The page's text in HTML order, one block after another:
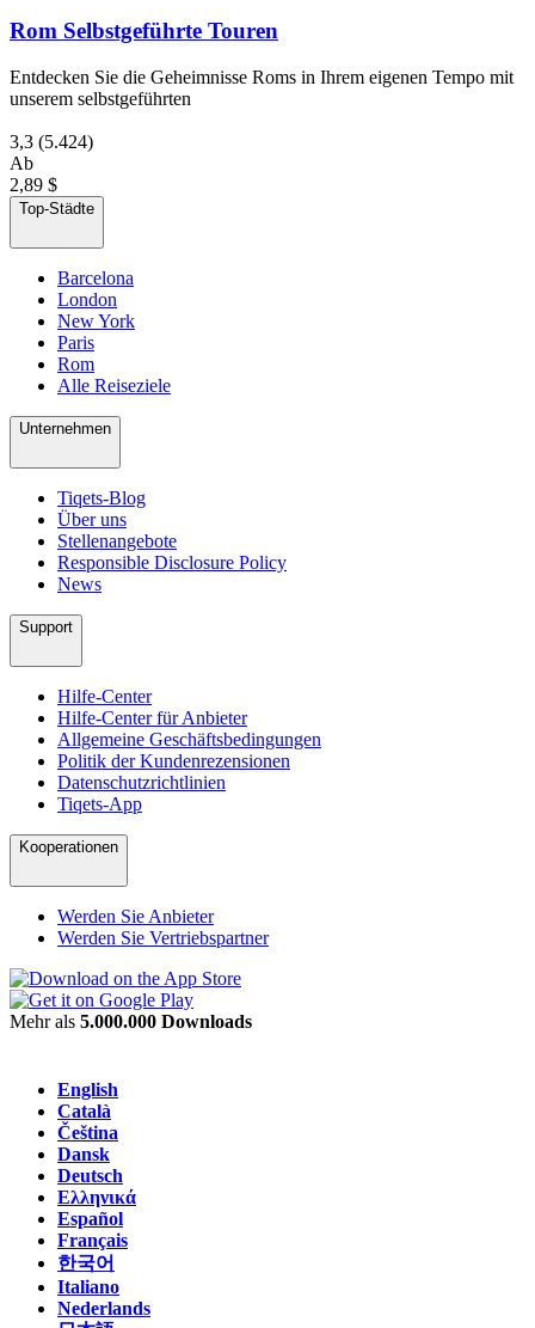
Rom Selbstgeführte Touren
Entdecken Sie die Geheimnisse Roms in Ihrem eigenen Tempo mit
unserem selbstgeführten
3,3 (5.424)
Ab
2,89 $
Top-Städte
Barcelona
London
New York
Paris
Rom
Alle Reiseziele
Unternehmen
Tiqets-Blog
Über uns
Stellenangebote
Responsible Disclosure Policy
News
Support
Hilfe-Center
Hilfe-Center für Anbieter
Allgemeine Geschäftsbedingungen
Politik der Kundenrezensionen
Datenschutzrichtlinien
Tiqets-App
Kooperationen
Werden Sie Anbieter
Werden Sie Vertriebspartner
Mehr als 5.000.000 Downloads
English
Català
Čeština
Dansk
Deutsch
Ελληνικά
Español
Français
한국어
Italiano
Nederlands